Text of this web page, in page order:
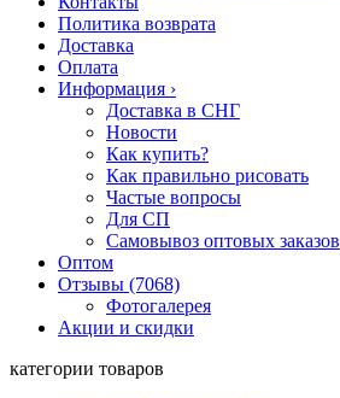
Политика возврата
Доставка
Оплата
Информация ›
Доставка в СНГ
Новости
Как купить?
Как правильно рисовать
Частые вопросы
Для СП
Самовывоз оптовых заказов
Оптом
Отзывы (7068)
Фотогалерея
Акции и скидки
категории товаров